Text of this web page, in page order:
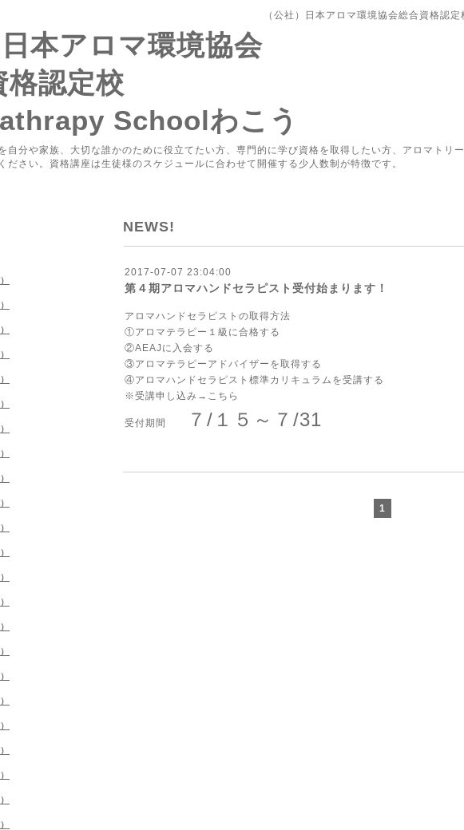
（公社）日本アロマ環境協会総合資格認
本アロマ環境協会
格認定校
Schoolわこう
自分や家族、大切な誰かのために役立てたい方、専門的に学び資格を取得したい方、アロマトリ
ださい。資格講座は生徒様のスケジュールに合わせて開催する少人数制が特徴です。
NEWS!
2017-07-07 23:04:00
第４期アロマハンドセラピスト受付始まります！
アロマハンドセラピストの取得方法
①アロマテラピー１級に合格する
②AEAJに入会する
③アロマテラピーアドバイザーを取得する
④アロマハンドセラピスト標準カリキュラムを受講する
※受講申し込み→ こちら
受付期間 ７/１５～７/31
1